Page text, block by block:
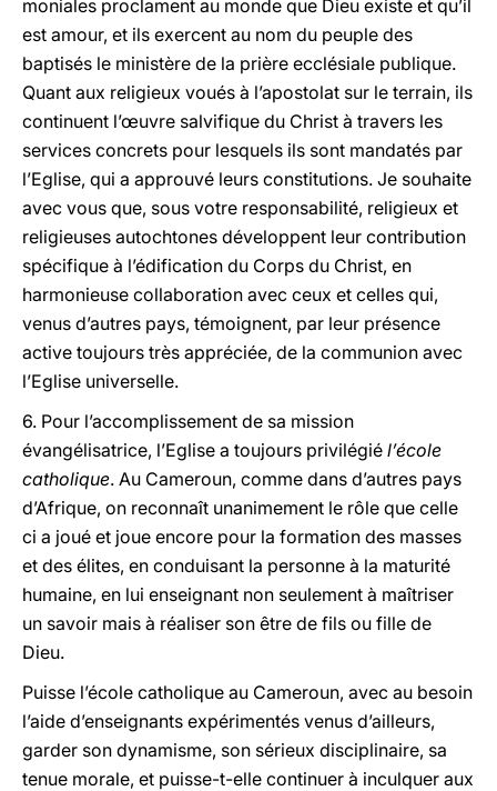
moniales proclament au monde que Dieu existe et qu’il
est amour, et ils exercent au nom du peuple des
baptisés le ministère de la prière ecclésiale publique.
Quant aux religieux voués à l’apostolat sur le terrain, ils
continuent l’œuvre salvifique du Christ à travers les
services concrets pour lesquels ils sont mandatés par
l’Eglise, qui a approuvé leurs constitutions. Je souhaite
avec vous que, sous votre responsabilité, religieux et
religieuses autochtones développent leur contribution
spécifique à l’édification du Corps du Christ, en
harmonieuse collaboration avec ceux et celles qui,
venus d’autres pays, témoignent, par leur présence
active toujours très appréciée, de la communion avec
l’Eglise universelle.
6. Pour l’accomplissement de sa mission
évangélisatrice, l’Eglise a toujours privilégié l’école
catholique. Au Cameroun, comme dans d’autres pays
d’Afrique, on reconnaît unanimement le rôle que celle
ci a joué et joue encore pour la formation des masses
et des élites, en conduisant la personne à la maturité
humaine, en lui enseignant non seulement à maîtriser
un savoir mais à réaliser son être de fils ou fille de
Dieu.
Puisse l’école catholique au Cameroun, avec au besoin
l’aide d’enseignants expérimentés venus d’ailleurs,
garder son dynamisme, son sérieux disciplinaire, sa
tenue morale, et puisse-t-elle continuer à inculquer aux